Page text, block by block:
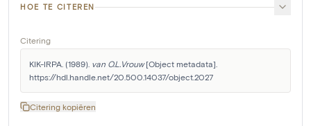
HOE TE CITEREN
Citering
KIK-IRPA. (1989). van O.L.Vrouw [Object metadata].
https://hdl.handle.net/20.500.14037/object.2027
Citering kopiëren